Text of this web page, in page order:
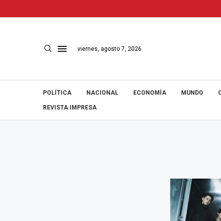
viernes, agosto 7, 2026
POLÍTICA NACIONAL ECONOMÍA MUNDO
REVISTA IMPRESA